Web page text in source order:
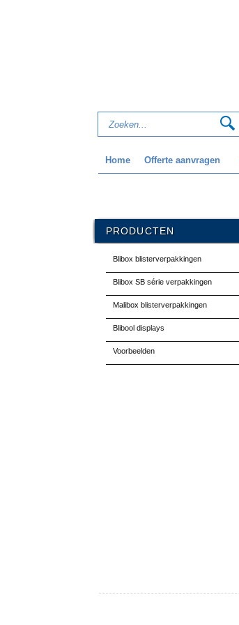
Home Offerte aanvragen
PRODUCTEN
Blibox blisterverpakkingen
Blibox SB série verpakkingen
Malibox blisterverpakkingen
Blibool displays
Voorbeelden